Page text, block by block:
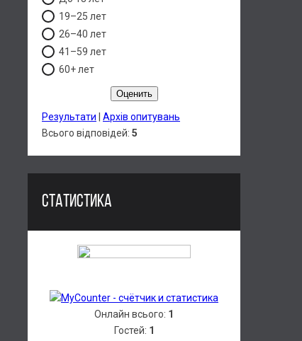
19–25 лет
26–40 лет
41–59 лет
60+ лет
Результати
Архів опитувань
Всього відповідей: 5
СТАТИСТИКА
Онлайн всього: 1
Гостей: 1